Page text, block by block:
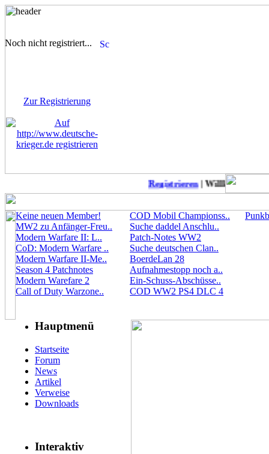
Registrieren| Willkommen auf
Keine neuen Member!
MW2 zu Anfänger-Freu..
Modern Warfare II: L..
CoD: Modern Warfare ..
Modern Warfare II-Me..
Season 4 Patchnotes
Modern Warefare 2
Call of Duty Warzone..
COD Mobil Championss..
Suche daddel Anschlu..
Patch-Notes WW2
Suche deutschen Clan..
BoerdeLan 28
Aufnahmestopp noch a..
Ein-Schuss-Abschüsse..
COD WW2 PS4 DLC 4
Hauptmenü
Startseite
Forum
News
Artikel
Verweise
Downloads
Interaktiv
Noch nicht registriert...
Zur Registrierung